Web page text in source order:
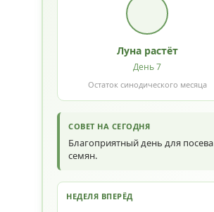
Луна растёт
День 7
Остаток синодического месяца
СОВЕТ НА СЕГОДНЯ
Благоприятный день для посева
семян.
НЕДЕЛЯ ВПЕРЁД